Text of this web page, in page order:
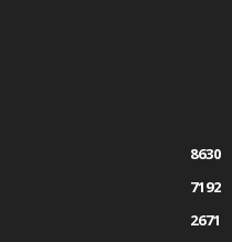
8630
7192
2671